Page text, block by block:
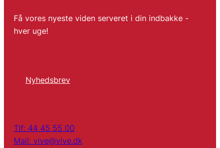
Få vores nyeste viden serveret i din indbakke -
hver uge!
Nyhedsbrev
Tlf: 44 45 55 00
Mail: vive@vive.dk